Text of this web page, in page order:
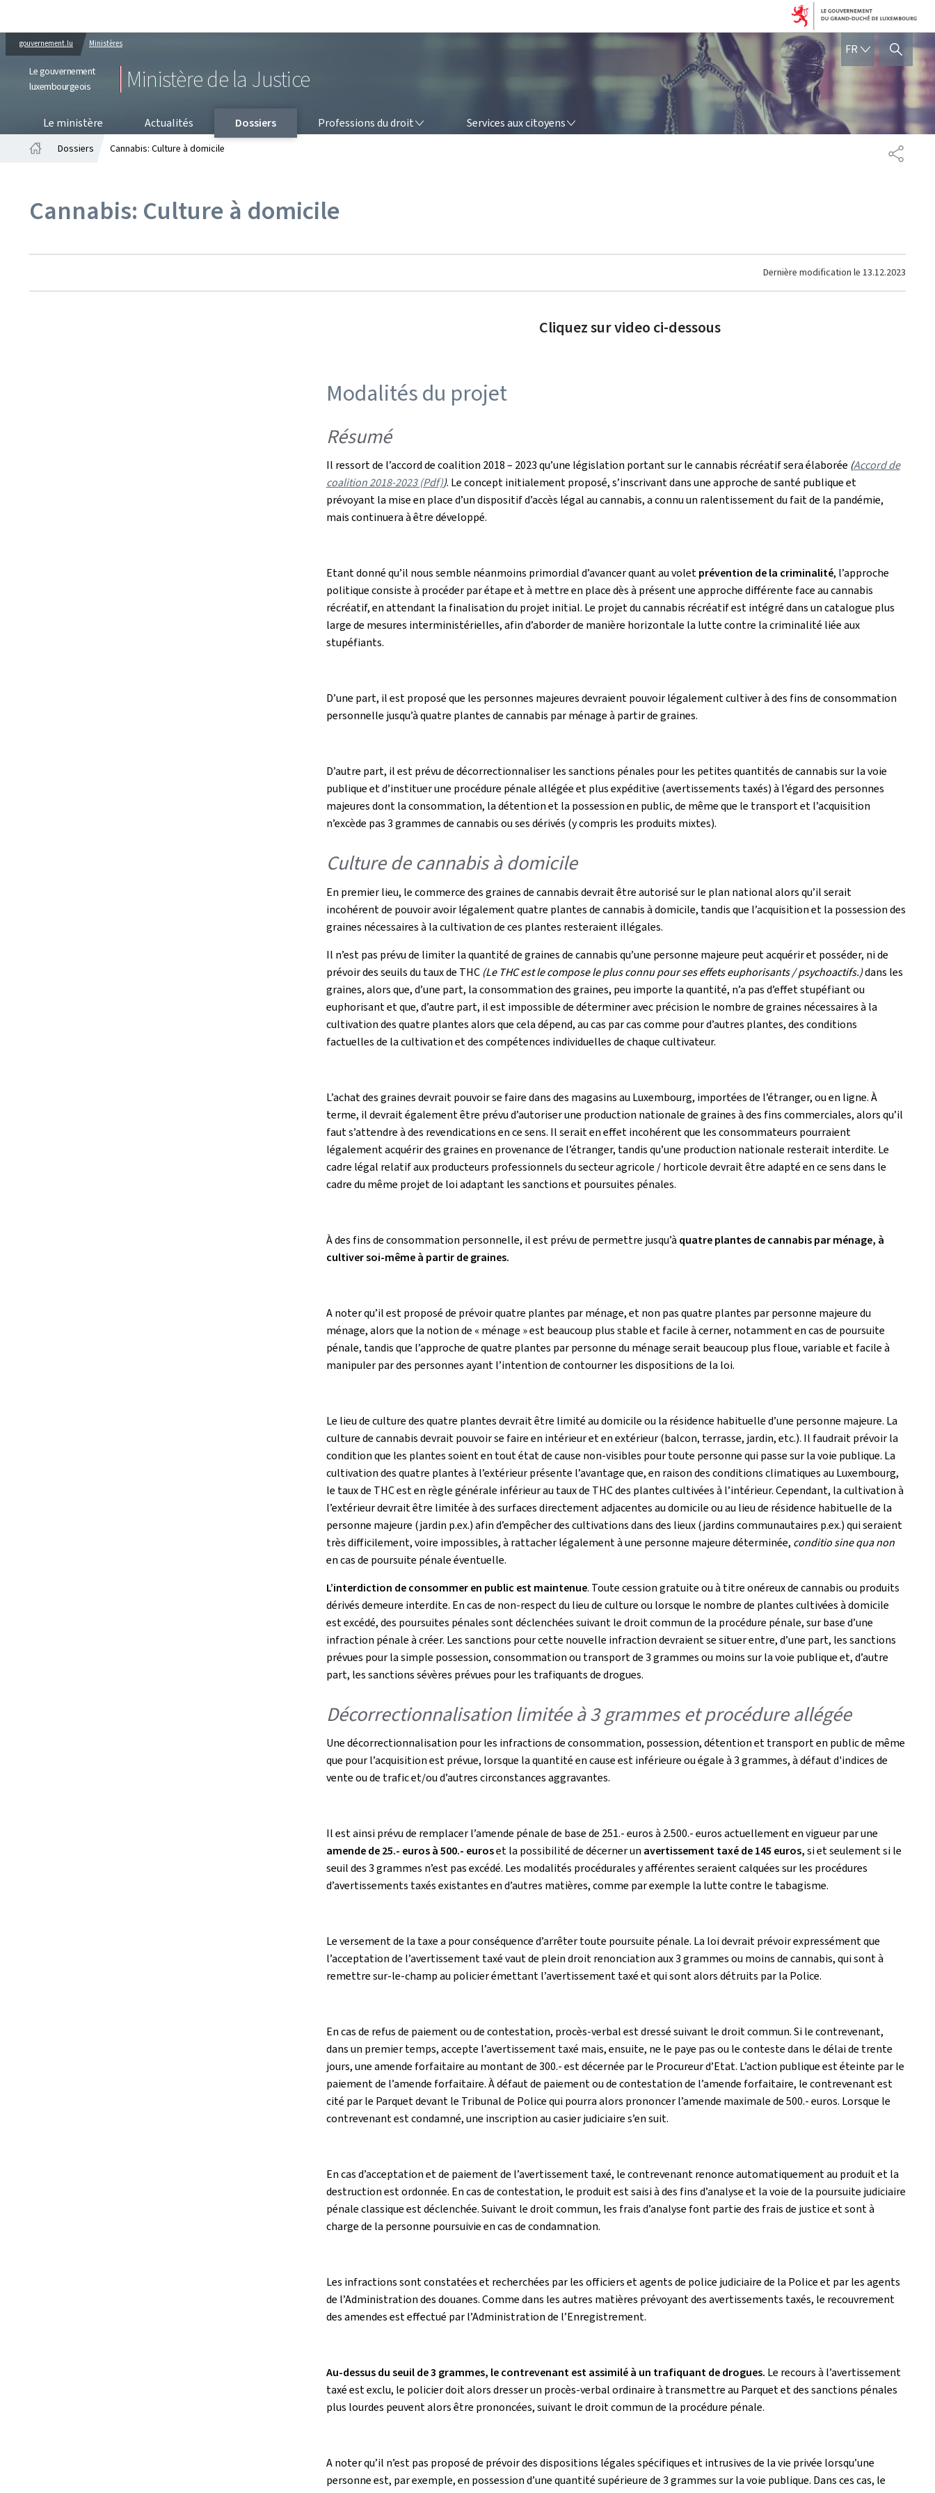
gouvernement.lu Ministères
Le gouvernement
luxembourgeois
Ministère de la Justice
FRFRANÇAIS
AFFICHER / MASQUER
Le ministère Actualités Dossiers Professions du droit Services aux citoyens
Dossiers Cannabis: Culture à domicile
Cannabis: Culture à domicile
Dernière modification le 13.12.2023
Cliquez sur video ci-dessous
Modalités du projet
Résumé
Il ressort de l’accord de coalition 2018 – 2023 qu’une législation portant sur le cannabis récréatif sera élaborée (Accord de
coalition 2018-2023 (Pdf)). Le concept initialement proposé, s’inscrivant dans une approche de santé publique et
prévoyant la mise en place d’un dispositif d’accès légal au cannabis, a connu un ralentissement du fait de la pandémie,
mais continuera à être développé.
Etant donné qu’il nous semble néanmoins primordial d’avancer quant au voletprévention de la criminalité, l’approche
politique consiste à procéder par étape et à mettre en place dès à présent une approche différente face au cannabis
récréatif, en attendant la finalisation du projet initial. Le projet du cannabis récréatif est intégré dans un catalogue plus
large de mesures interministérielles, afin d’aborder de manière horizontale la lutte contre la criminalité liée aux
stupéfiants.
D’une part, il est proposé que les personnes majeures devraient pouvoir légalement cultiver à des fins de consommation
personnelle jusqu’à quatre plantes de cannabis par ménage à partir de graines.
D’autre part, il est prévu de décorrectionnaliser les sanctions pénales pour les petites quantités de cannabis sur la voie
publique et d’instituer une procédure pénale allégée et plus expéditive (avertissements taxés) à l’égard des personnes
majeures dont la consommation, la détention et la possession en public, de même que le transport et l’acquisition
n’excède pas 3 grammes de cannabis ou ses dérivés (y compris les produits mixtes).
Culture de cannabis à domicile
En premier lieu, le commerce des graines de cannabis devrait être autorisé sur le plan national alors qu’il serait
incohérent de pouvoir avoir légalement quatre plantes de cannabis à domicile, tandis que l’acquisition et la possession des
graines nécessaires à la cultivation de ces plantes resteraient illégales.
Il n’est pas prévu de limiter la quantité de graines de cannabis qu’une personne majeure peut acquérir et posséder, ni de
prévoir des seuils du taux de THC(Le THC est le compose le plus connu pour ses effets euphorisants / psychoactifs.)dans les
graines, alors que, d’une part, la consommation des graines, peu importe la quantité, n’a pas d’effet stupéfiant ou
euphorisant et que, d’autre part, il est impossible de déterminer avec précision le nombre de graines nécessaires à la
cultivation des quatre plantes alors que cela dépend, au cas par cas comme pour d’autres plantes, des conditions
factuelles de la cultivation et des compétences individuelles de chaque cultivateur.
L’achat des graines devrait pouvoir se faire dans des magasins au Luxembourg, importées de l’étranger, ou en ligne. À
terme, il devrait également être prévu d’autoriser une production nationale de graines à des fins commerciales, alors qu’il
faut s’attendre à des revendications en ce sens. Il serait en effet incohérent que les consommateurs pourraient
légalement acquérir des graines en provenance de l’étranger, tandis qu’une production nationale resterait interdite. Le
cadre légal relatif aux producteurs professionnels du secteur agricole / horticole devrait être adapté en ce sens dans le
cadre du même projet de loi adaptant les sanctions et poursuites pénales.
À des fins de consommation personnelle, il est prévu de permettre jusqu’à quatre plantes de cannabis par ménage, à
cultiver soi-même à partir de graines.
A noter qu’il est proposé de prévoir quatre plantes par ménage, et non pas quatre plantes par personne majeure du
ménage, alors que la notion de « ménage » est beaucoup plus stable et facile à cerner, notamment en cas de poursuite
pénale, tandis que l’approche de quatre plantes par personne du ménage serait beaucoup plus floue, variable et facile à
manipuler par des personnes ayant l’intention de contourner les dispositions de la loi.
Le lieu de culture des quatre plantes devrait être limité au domicile ou la résidence habituelle d’une personne majeure. La
culture de cannabis devrait pouvoir se faire en intérieur et en extérieur (balcon, terrasse, jardin, etc.). Il faudrait prévoir la
condition que les plantes soient en tout état de cause non-visibles pour toute personne qui passe sur la voie publique. La
cultivation des quatre plantes à l’extérieur présente l’avantage que, en raison des conditions climatiques au Luxembourg,
le taux de THC est en règle générale inférieur au taux de THC des plantes cultivées à l’intérieur. Cependant, la cultivation à
l’extérieur devrait être limitée à des surfaces directement adjacentes au domicile ou au lieu de résidence habituelle de la
personne majeure (jardin p.ex.) afin d’empêcher des cultivations dans des lieux (jardins communautaires p.ex.) qui seraient
très difficilement, voire impossibles, à rattacher légalement à une personne majeure déterminée, conditio sine qua non
en cas de poursuite pénale éventuelle.
L’interdiction de consommer en public est maintenue. Toute cession gratuite ou à titre onéreux de cannabis ou produits
dérivés demeure interdite. En cas de non-respect du lieu de culture ou lorsque le nombre de plantes cultivées à domicile
est excédé, des poursuites pénales sont déclenchées suivant le droit commun de la procédure pénale, sur base d’une
infraction pénale à créer. Les sanctions pour cette nouvelle infraction devraient se situer entre, d’une part, les sanctions
prévues pour la simple possession, consommation ou transport de 3 grammes ou moins sur la voie publique et, d’autre
part, les sanctions sévères prévues pour les trafiquants de drogues.
Décorrectionnalisation limitée à 3 grammes et procédure allégée
Une décorrectionnalisation pour les infractions de consommation, possession, détention et transport en public de même
que pour l’acquisition est prévue, lorsque la quantité en cause est inférieure ou égale à 3 grammes, à défaut d'indices de
vente ou de trafic et/ou d’autres circonstances aggravantes.
Il est ainsi prévu de remplacer l’amende pénale de base de 251.- euros à 2.500.- euros actuellement en vigueur par une
amende de 25.- euros à 500.- euroset la possibilité de décerner un avertissement taxé de 145 euros,si et seulement si le
seuil des 3 grammes n’est pas excédé. Les modalités procédurales y afférentes seraient calquées sur les procédures
d’avertissements taxés existantes en d’autres matières, comme par exemple la lutte contre le tabagisme.
Le versement de la taxe a pour conséquence d’arrêter toute poursuite pénale. La loi devrait prévoir expressément que
l’acceptation de l’avertissement taxé vaut de plein droit renonciation aux 3 grammes ou moins de cannabis, qui sont à
remettre sur-le-champ au policier émettant l’avertissement taxé et qui sont alors détruits par la Police.
En cas de refus de paiement ou de contestation, procès-verbal est dressé suivant le droit commun. Si le contrevenant,
dans un premier temps, accepte l’avertissement taxé mais, ensuite, ne le paye pas ou le conteste dans le délai de trente
jours, une amende forfaitaire au montant de 300.- est décernée par le Procureur d’Etat. L’action publique est éteinte par le
paiement de l’amende forfaitaire. À défaut de paiement ou de contestation de l’amende forfaitaire, le contrevenant est
cité par le Parquet devant le Tribunal de Police qui pourra alors prononcer l’amende maximale de 500.- euros. Lorsque le
contrevenant est condamné, une inscription au casier judiciaire s’en suit.
En cas d’acceptation et de paiement de l’avertissement taxé, le contrevenant renonce automatiquement au produit et la
destruction est ordonnée. En cas de contestation, le produit est saisi à des fins d’analyse et la voie de la poursuite judiciaire
pénale classique est déclenchée. Suivant le droit commun, les frais d’analyse font partie des frais de justice et sont à
charge de la personne poursuivie en cas de condamnation.
Les infractions sont constatées et recherchées par les officiers et agents de police judiciaire de la Police et par les agents
de l’Administration des douanes. Comme dans les autres matières prévoyant des avertissements taxés, le recouvrement
des amendes est effectué par l’Administration de l’Enregistrement.
Au-dessus du seuil de 3 grammes, le contrevenant est assimilé à un trafiquant de drogues. Le recours à l’avertissement
taxé est exclu, le policier doit alors dresser un procès-verbal ordinaire à transmettre au Parquet et des sanctions pénales
plus lourdes peuvent alors être prononcées, suivant le droit commun de la procédure pénale.
A noter qu’il n’est pas proposé de prévoir des dispositions légales spécifiques et intrusives de la vie privée lorsqu’une
personne est, par exemple, en possession d’une quantité supérieure de 3 grammes sur la voie publique. Dans ces cas, le